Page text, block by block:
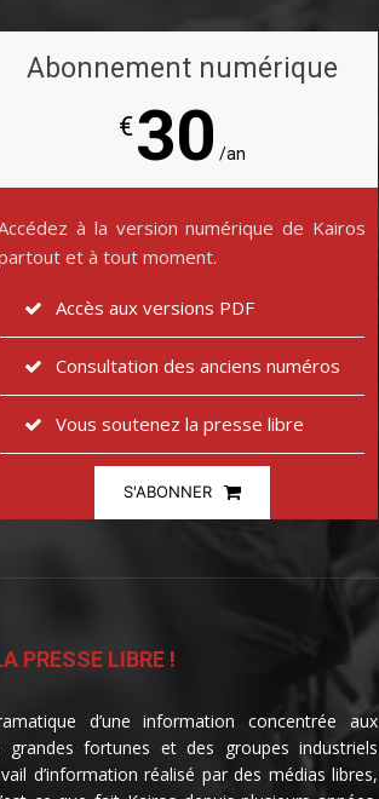
Abonnement numérique
€30 /an
à la version numérique de Kairos
et à tout moment.
Accès aux versions PDF
Consultation des anciens numéros
Vous soutenez la presse libre
S'ABONNER
PRESSE LIBRE !
d’une information concentrée aux
grandes fortunes et des groupes industriels
d’information réalisé par des médias libres,